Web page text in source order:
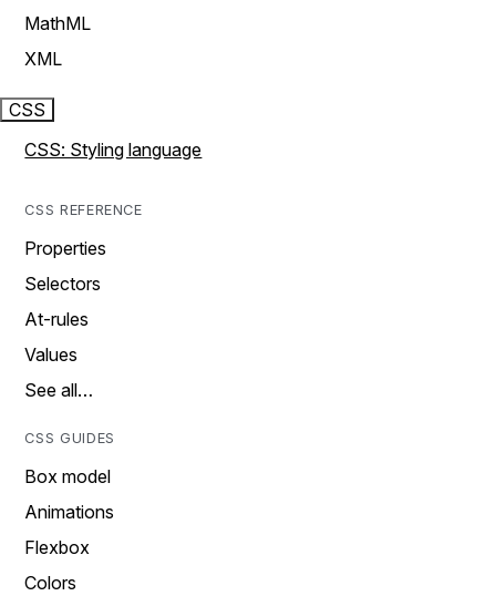
MathML
XML
CSS
CSS: Styling language
CSS REFERENCE
Properties
Selectors
At-rules
Values
See all…
CSS GUIDES
Box model
Animations
Flexbox
Colors